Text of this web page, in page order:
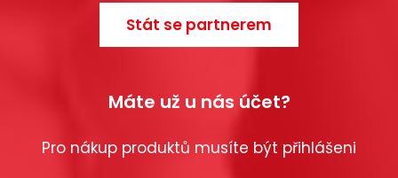
Stát se partnerem
Máte už u nás účet?
Pro nákup produktů musíte být přihlášeni